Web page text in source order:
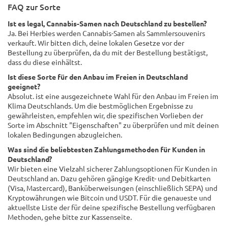
FAQ zur Sorte
Ist es legal, Cannabis-Samen nach Deutschland zu bestellen?
Ja. Bei Herbies werden Cannabis-Samen als Sammlersouvenirs
verkauft. Wir bitten dich, deine lokalen Gesetze vor der
Bestellung zu überprüfen, da du mit der Bestellung bestätigst,
dass du diese einhältst.
Ist diese Sorte für den Anbau im Freien in Deutschland
geeignet?
Absolut. ist eine ausgezeichnete Wahl für den Anbau im Freien im
Klima Deutschlands. Um die bestmöglichen Ergebnisse zu
gewährleisten, empfehlen wir, die spezifischen Vorlieben der
Sorte im Abschnitt "Eigenschaften" zu überprüfen und mit deinen
lokalen Bedingungen abzugleichen.
Was sind die beliebtesten Zahlungsmethoden für Kunden in
Deutschland?
Wir bieten eine Vielzahl sicherer Zahlungsoptionen für Kunden in
Deutschland an. Dazu gehören gängige Kredit- und Debitkarten
(Visa, Mastercard), Banküberweisungen (einschließlich SEPA) und
Kryptowährungen wie Bitcoin und USDT. Für die genaueste und
aktuellste Liste der für deine spezifische Bestellung verfügbaren
Methoden, gehe bitte zur Kassenseite.